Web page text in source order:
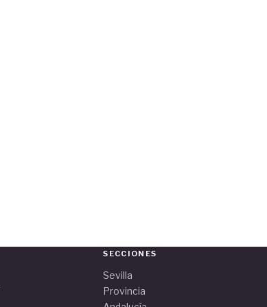
SECCIONES
Sevilla
Provincia